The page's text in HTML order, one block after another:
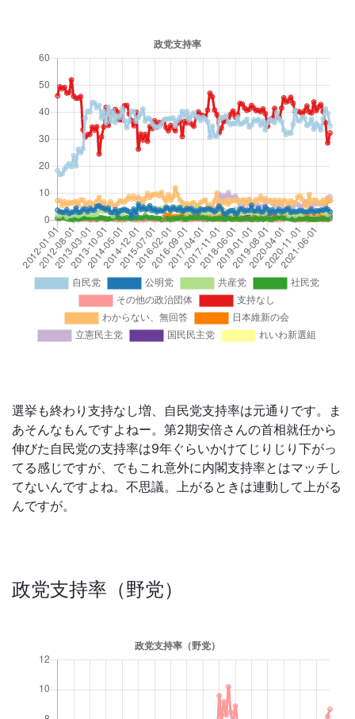
選挙も終わり支持なし増、自民党支持率は元通りです。ま
あそんなもんですよねー。第2期安倍さんの首相就任から
伸びた自民党の支持率は9年ぐらいかけてじりじり下がっ
てる感じですが、でもこれ意外に内閣支持率とはマッチし
てないんですよね。不思議。上がるときは連動して上がる
んですが。
政党支持率（野党）